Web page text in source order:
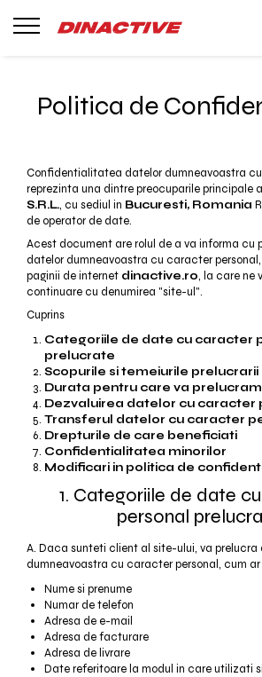
Accesorii Whaly
Lenjerie Termică
Accesorii
Cămăși și Tricouri
Pantofi
Accesorii
Lenjerie Termică
Accesorii
Ochelari
Haine cu protecție solară UPF 50+
Solar Guard
Politica de
Confidentialitatea datelor dumneavoastra
reprezinta una dintre preocuparile principale
S.R.L., cu sediul in Bucuresti, Romania
de operator de date.
Acest document are rolul de a va informa cu
datelor dumneavoastra cu caracter
paginii de internet dinactive.ro, la care ne
continuare cu denumirea "site-ul".
Cuprins
Categoriile de date cu caracter
prelucrate
Scopurile si temeiurile prelucrarii
Durata pentru care va
Dezvaluirea datelor cu caracter
Transferul datelor cu caracter
Drepturile de care beneficiati
Confidentialitatea minorilor
Modificari in politica de
1. Categoriile de date
personal
A. Daca sunteti client al site-ului, va prelucra
dumneavoastra cu caracter personal, cum ar
Nume si prenume
Numar de telefon
Adresa de e-mail
Adresa de facturare
Adresa de livrare
Date referitoare la modul in care utilizati